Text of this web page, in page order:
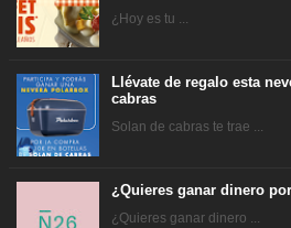
¿Hoy es tu ...
Llévate de regalo esta
cabras
Solan de cabras te trae ...
¿Quieres ganar dinero
¿Quieres ganar dinero ...